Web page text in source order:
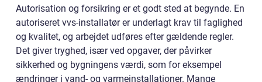
Autorisation og forsikring er et godt sted at begynde. En
autoriseret vvs-installatør er underlagt krav til faglighed
og kvalitet, og arbejdet udføres efter gældende regler.
Det giver tryghed, især ved opgaver, der påvirker
sikkerhed og bygningens værdi, som for eksempel
ændringer i vand- og varmeinstallationer. Mange